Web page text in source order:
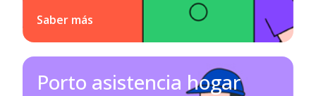
Saber más
Porto asistencia hogar